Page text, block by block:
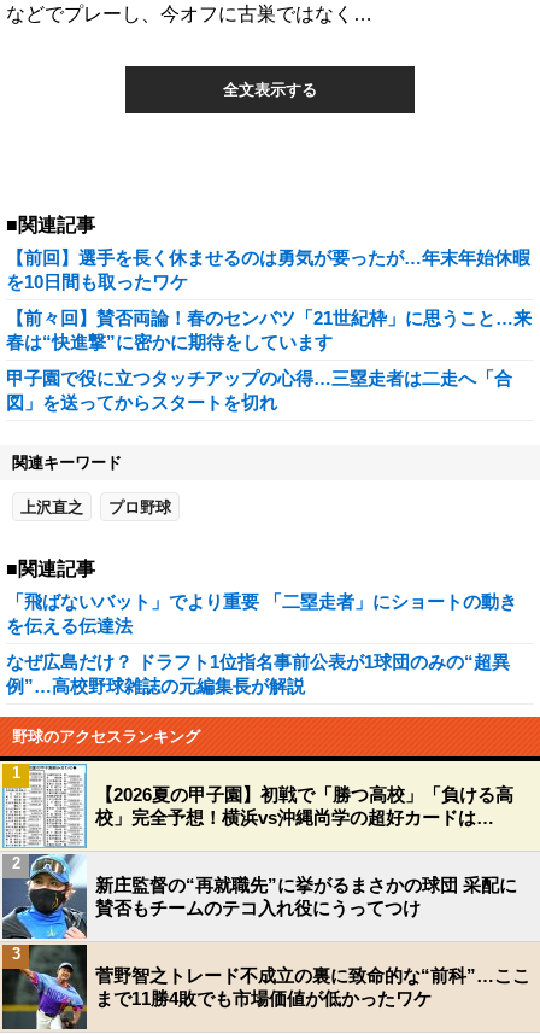
などでプレーし、今オフに古巣ではなく…
全文表示する
■関連記事
【前回】選手を長く休ませるのは勇気が要ったが…年末年始休暇
を10日間も取ったワケ
【前々回】賛否両論！春のセンバツ「21世紀枠」に思うこと…来
春は“快進撃”に密かに期待をしています
甲子園で役に立つタッチアップの心得…三塁走者は二走へ「合
図」を送ってからスタートを切れ
関連キーワード
上沢直之 プロ野球
■関連記事
「飛ばないバット」でより重要 「二塁走者」にショートの動き
を伝える伝達法
なぜ広島だけ？ ドラフト1位指名事前公表が1球団のみの“超異
例”…高校野球雑誌の元編集長が解説
野球のアクセスランキング
【2026夏の甲子園】初戦で「勝つ高校」「負ける高
校」完全予想！横浜vs沖縄尚学の超好カードは…
1
新庄監督の“再就職先”に挙がるまさかの球団 采配に
賛否もチームのテコ入れ役にうってつけ
2
菅野智之トレード不成立の裏に致命的な“前科”…ここ
まで11勝4敗でも市場価値が低かったワケ
3